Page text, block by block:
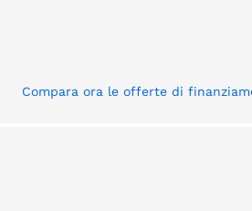
Compara ora le offerte di